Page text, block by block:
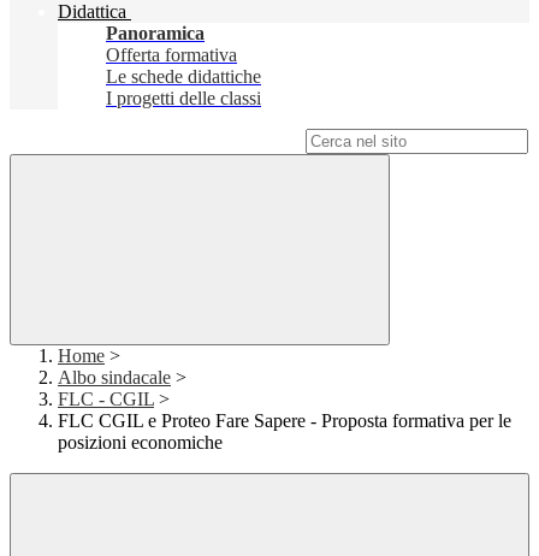
Didattica
Panoramica
Offerta formativa
Le schede didattiche
I progetti delle classi
Home >
Albo sindacale >
FLC - CGIL >
FLC CGIL e Proteo Fare Sapere - Proposta formativa per le
posizioni economiche